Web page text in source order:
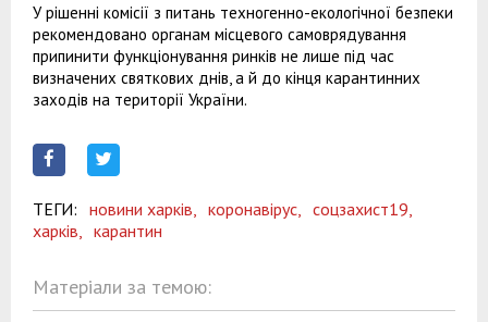
У рішенні комісії з питань техногенно-екологічної безпеки
рекомендовано органам місцевого самоврядування
припинити функціонування ринків не лише під час
визначених святкових днів, а й до кінця карантинних
заходів на території України.
ТЕГИ: новини харків, коронавірус,
соцзахист19,
харків,
карантин
Матеріали за темою: